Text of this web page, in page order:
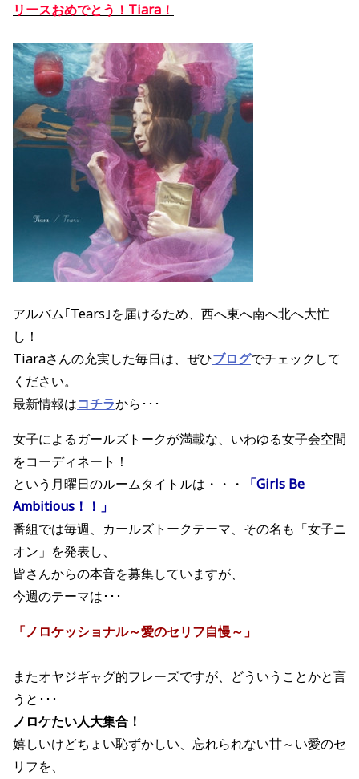
リースおめでとう！Tiara！
アルバム｢Tears｣を届けるため、西へ東へ南へ北へ大忙
し！
Tiaraさんの充実した毎日は、ぜひブログでチェックして
ください。
最新情報はコチラから･･･
女子によるガールズトークが満載な、いわゆる女子会空間
をコーディネート！
という月曜日のルームタイトルは・・・
「Girls Be
Ambitious！！」
番組では毎週、カールズトークテーマ、その名も「女子ニ
オン」を発表し、
皆さんからの本音を募集していますが、
今週のテーマは･･･
「ノロケッショナル～愛のセリフ自慢～」
またオヤジギャグ的フレーズですが、どういうことかと言
うと･･･
ノロケたい人大集合！
嬉しいけどちょい恥ずかしい、忘れられない甘～い愛のセ
リフを、